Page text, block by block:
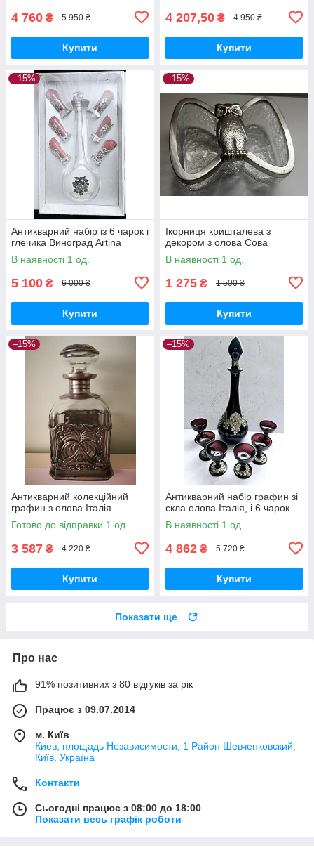
4 760 ₴ 5 950 ₴
Купити
4 207,50 ₴ 4 950 ₴
Купити
–15%
Антикварний набір із 6 чарок і
глечика Виноград Artina
В наявності 1 од.
5 100 ₴ 6 000 ₴
Купити
–15%
Ікорниця кришталева з
декором з олова Сова
В наявності 1 од.
1 275 ₴ 1 500 ₴
Купити
–15%
Антикварний колекційний
графин з олова Італія
Готово до відправки 1 од.
3 587 ₴ 4 220 ₴
Купити
–15%
Антикварний набір графин зі
скла олова Італія, і 6 чарок
В наявності 1 од.
4 862 ₴ 5 720 ₴
Купити
Показати ще
Про нас
91% позитивних з 80 відгуків за рік
Працює з 09.07.2014
м. Київ
Киев, площадь Независимости, 1 Район Шевченковский,
Київ, Україна
Контакти
Сьогодні працює з 08:00 до 18:00
Показати весь графік роботи